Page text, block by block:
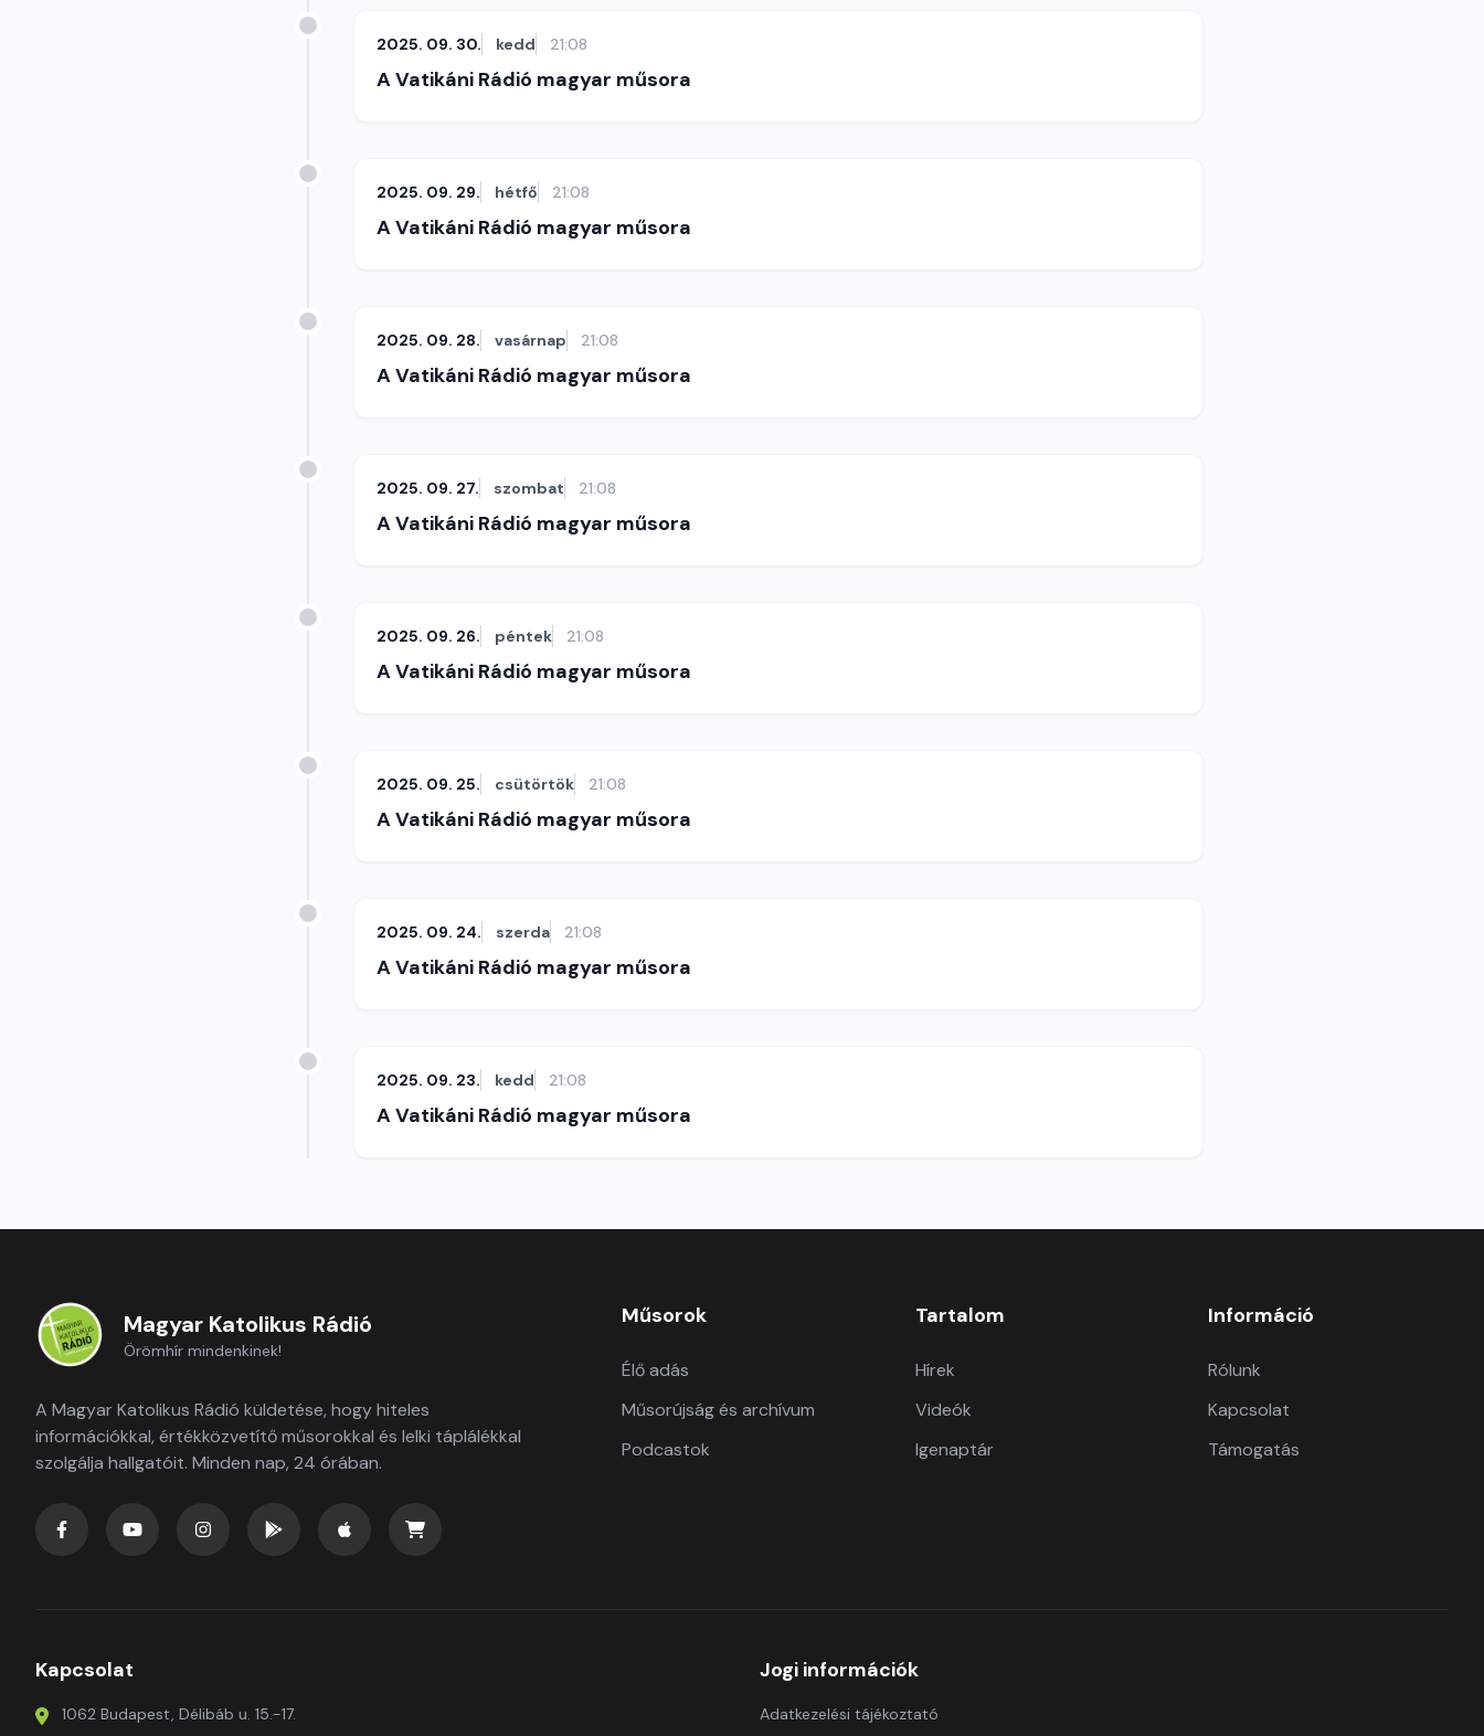
2025. 09. 30. kedd 21:08
A Vatikáni Rádió magyar műsora
2025. 09. 29. hétfő 21:08
A Vatikáni Rádió magyar műsora
2025. 09. 28. vasárnap 21:08
A Vatikáni Rádió magyar műsora
2025. 09. 27. szombat 21:08
A Vatikáni Rádió magyar műsora
2025. 09. 26. péntek 21:08
A Vatikáni Rádió magyar műsora
2025. 09. 25. csütörtök 21:08
A Vatikáni Rádió magyar műsora
2025. 09. 24. szerda 21:08
A Vatikáni Rádió magyar műsora
2025. 09. 23. kedd 21:08
A Vatikáni Rádió magyar műsora
Magyar Katolikus Rádió
Örömhír mindenkinek!
A Magyar Katolikus Rádió küldetése, hogy hiteles
információkkal, értékközvetítő műsorokkal és lelki táplálékkal
szolgálja hallgatóit. Minden nap, 24 órában.
Műsorok
Élő adás
Műsorújság és archívum
Podcastok
Tartalom
Hírek
Videók
Igenaptár
Információ
Rólunk
Kapcsolat
Támogatás
Kapcsolat
1062 Budapest, Délibáb u. 15.-17.
Jogi információk
Adatkezelési tájékoztató